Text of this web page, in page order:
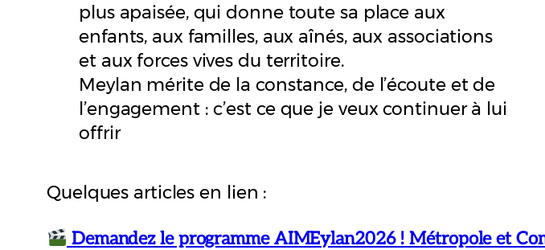
plus apaisée, qui donne toute sa place aux
enfants, aux familles, aux aînés, aux associations
et aux forces vives du territoire.
Meylan mérite de la constance, de l’écoute et de
l’engagement : c’est ce que je veux continuer à lui
offrir
Quelques articles en lien :
Demandez le programme AIMEylan2026 ! Métropole et